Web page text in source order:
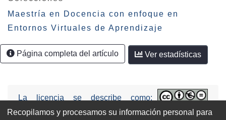
Maestría en Docencia con enfoque en
Entornos Virtuales de Aprendizaje
Página completa del artículo Ver estadísticas
La licencia se describe como:
Attribution-NonCommercial-NoDerivs
Recopilamos y procesamos su información personal para